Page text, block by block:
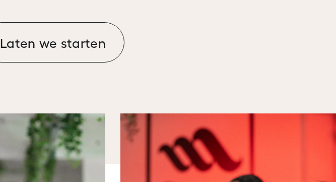
Laten we starten